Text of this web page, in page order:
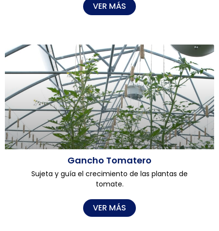
VER MÁS
Gancho Tomatero
Sujeta y guía el crecimiento de las plantas de
tomate.
VER MÁS